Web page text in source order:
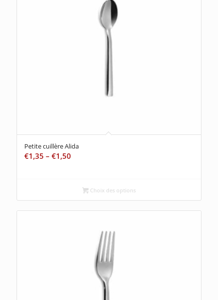
Petite cuillère Alida
€1,35 – €1,50
Choix des options